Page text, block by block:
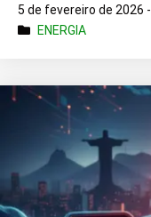
5 de fevereiro de 2026 -
ENERGIA